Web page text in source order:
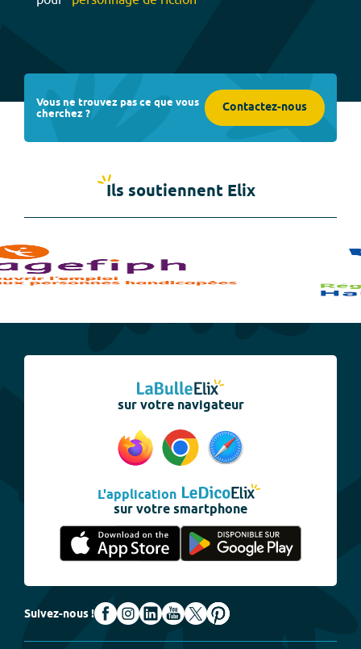
Vous ne trouvez pas ce que vous
cherchez ? Contactez-nous
Ils soutiennent Elix
sur votre navigateur
L'application
sur votre smartphone
Suivez-nous !